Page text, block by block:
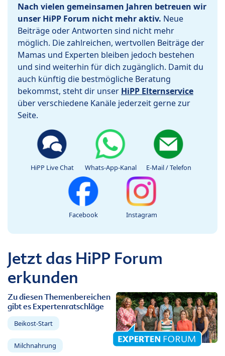
Nach vielen gemeinsamen Jahren betreuen wir
unser HiPP Forum nicht mehr aktiv. Neue
Beiträge oder Antworten sind nicht mehr
möglich. Die zahlreichen, wertvollen Beiträge der
Mamas und Experten bleiben jedoch bestehen
und sind weiterhin für dich zugänglich. Damit du
auch künftig die bestmögliche Beratung
bekommst, steht dir unser HiPP Elternservice
über verschiedene Kanäle jederzeit gerne zur
Seite.
HiPP Live Chat Whats-App-Kanal E-Mail / Telefon
Facebook Instagram
Jetzt das HiPP Forum
erkunden
Zu diesen Themenbereichen
gibt es Expertenratschläge
Beikost-Start
Milchnahrung